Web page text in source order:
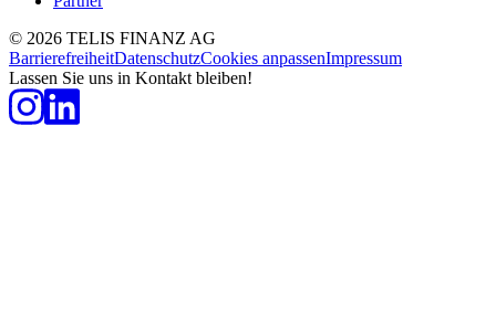
© 2026 TELIS FINANZ AG
BarrierefreiheitDatenschutzCookies anpassenImpressum
Lassen Sie uns in Kontakt bleiben!